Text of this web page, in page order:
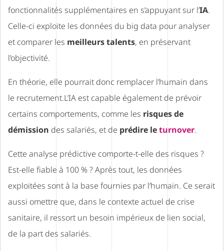
fonctionnalités supplémentaires en s’appuyant sur l’IA.
Celle-ci exploite les données du big data pour analyser
et comparer les meilleurs talents, en préservant
l’objectivité.
En théorie, elle pourrait donc remplacer l’humain dans
le recrutement.L’IA est capable également de prévoir
certains comportements, comme les risques de
démission des salariés, et de prédire leturnover.
Cette analyse prédictive comporte-t-elle des risques ?
Est-elle fiable à 100 % ? Après tout, les données
exploitées sont à la base fournies par l’humain. Ce serait
aussi omettre que, dans le contexte actuel de crise
sanitaire, il ressort un besoin impérieux de lien social,
de la part des salariés.